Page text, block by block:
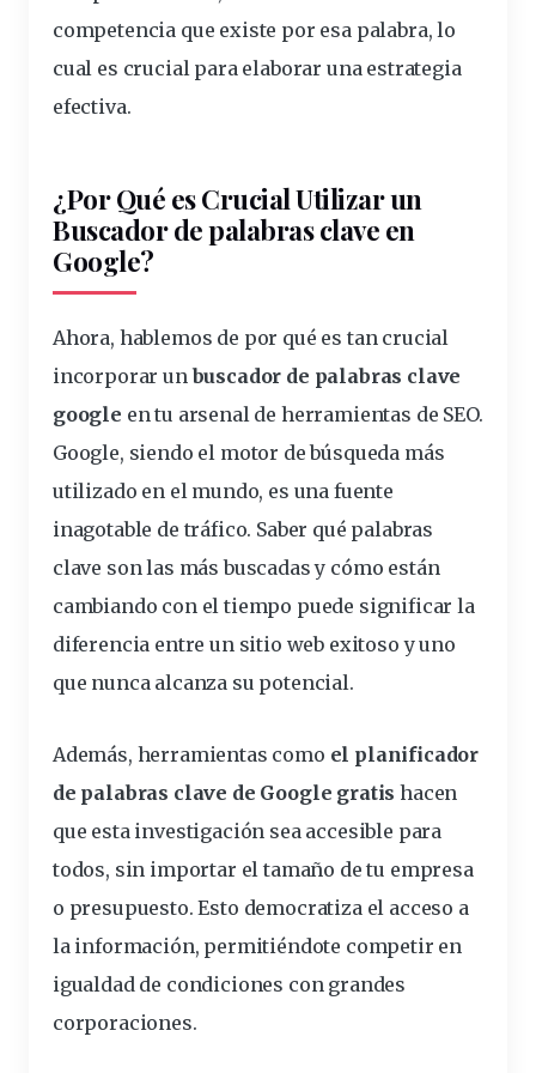
competencia que existe por esa palabra, lo
cual es crucial para elaborar una estrategia
efectiva.
¿Por Qué es Crucial Utilizar un
Buscadorde palabras clave en
Google?
Ahora, hablemos de por qué es tan crucial
incorporar unbuscador de palabras clave
google en tu arsenal de herramientas de SEO.
Google, siendo el motor de búsqueda más
utilizado en el mundo, es una fuente
inagotable de tráfico. Saber qué palabras
clave son las más buscadas y cómo están
cambiando con el tiempo puede significar la
diferencia entre un sitio web exitoso y uno
que nunca alcanza su potencial.
Además, herramientas como el planificador
de palabras clave de Google gratis hacen
que esta investigación sea accesible para
todos, sin importar el tamaño de tu empresa
o presupuesto. Esto democratiza el acceso a
la información, permitiéndote competir en
igualdad de condiciones con grandes
corporaciones.